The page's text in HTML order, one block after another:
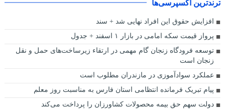
ترندترین اکسپرسی‌ها
افزایش حقوق این افراد نهایی شد + سند
پرواز قیمت سکه امامی در بازار ۱ اسفند + جدول
توسعه فرودگاه زنجان گام مهمی در ارتقاء زیرساخت‌های حمل و نقل
زنجان است
عملکرد سوادآموزی در مازندران مطلوب است
پیام تبریک فرمانده انتظامی استان فارس به مناسبت روز معلم
دولت سهم حق بیمه محصولات کشاورزان را پرداخت می‌کند